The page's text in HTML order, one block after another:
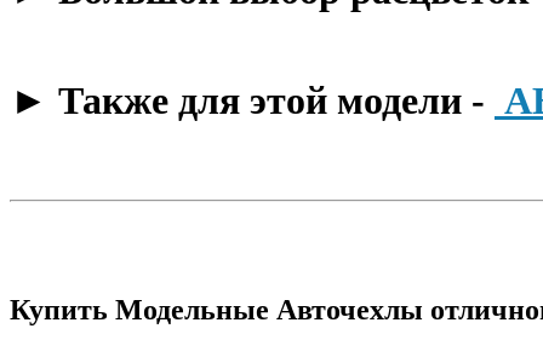
​► Также для этой модели -
Купить Модельные Авточехлы